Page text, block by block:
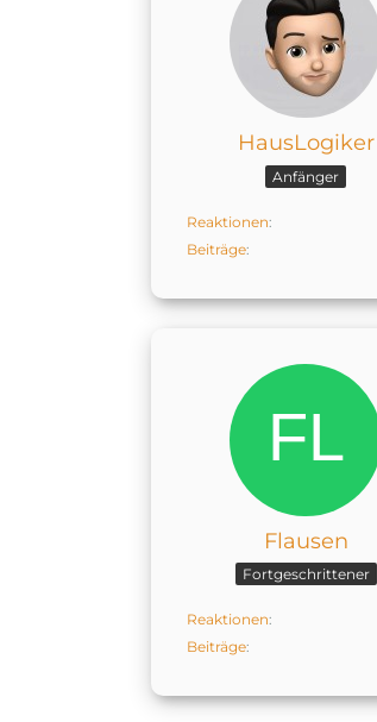
HausLogiker
Anfänger
Reaktionen
Beiträge
Flausen
Fortgeschrittener
Reaktionen
Beiträge